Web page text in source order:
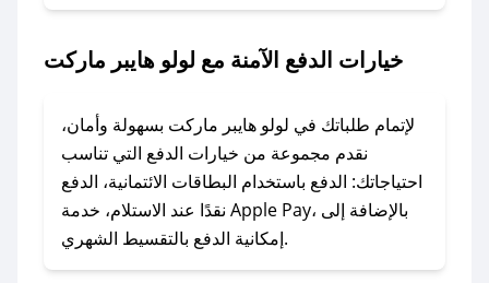
ماركت.
### ماذا أفعل إذا لم يعمل كود الخصم؟
الرسائل الخاصة على تويتر أو البريد الإلكتروني،
وسنقوم بحل المشكلة في أسرع وقت ممكن.
### ماذا أفعل إذا لم أجد كود خصم لمتجري
المفضل؟
في حال عدم توفر كوبونات لمتجرك المفضل، يمكنك
خيارات الدفع الآمنة مع لولو هايبر ماركت
لإتمام طلباتك في لولو هايبر ماركت بسهولة وأمان،
نقدم مجموعة من خيارات الدفع التي تناسب
احتياجاتك: الدفع باستخدام البطاقات الائتمانية، الدفع
نقدًا عند الاستلام، خدمة Apple Pay، بالإضافة إلى
إمكانية الدفع بالتقسيط الشهري.